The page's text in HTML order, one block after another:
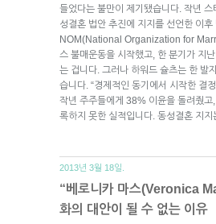
들었다는 불만이 제기됐습니다. 작년
성결혼 법안 추진에 지지를 선언한 이후
NOM(National Organization for
스 불매운동을 시작했고, 한 분기가 지
는 겁니다. 그러나 하워드 슐츠는 한 발
습니다. “경제적인 동기에서 시작한 결
작년 주주들에게 38% 이윤을 돌려줬고,
록하지 못한 실적입니다. 동성결혼 지
2013년 3월 18일.
“베로니카 마스(Veronica
화의 대안이 될 수 없는 이유